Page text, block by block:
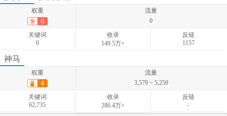
关键词
1,889
权重
流量
0
关键词
0
收录
149.5万+
反链
1157
关键词
0
神马
权重
流量
3,579 ~ 5,259
关键词
62,735
收录
286.4万+
反链
-